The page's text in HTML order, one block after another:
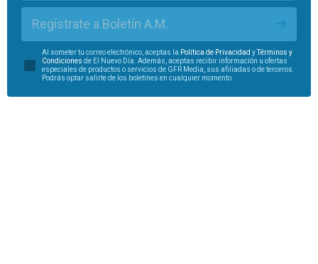
Regístrate a Boletín A.M.
Al someter tu correo electrónico, aceptas la Política de Privacidad yTérminos y
Condiciones de El Nuevo Día. Además, aceptas recibir información u ofertas
especiales de productos o servicios de GFR Media, sus afiliadas o de terceros.
Podrás optar salirte de los boletines en cualquier momento.